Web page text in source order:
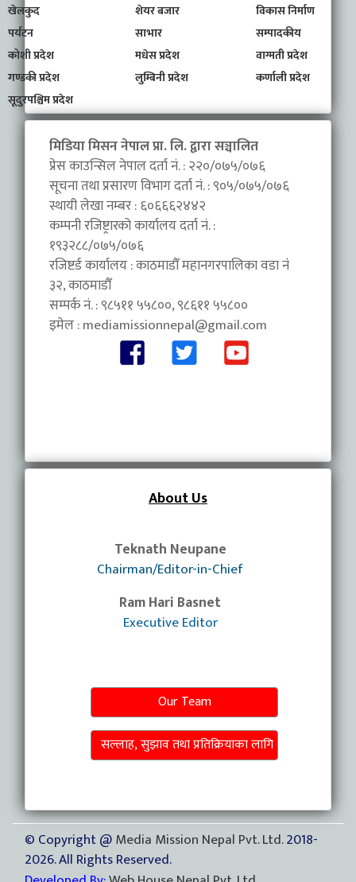
खेलकुद
शेयर बजार
विकास निर्माण
पर्यटन
साभार
सम्पादकीय
कोशी प्रदेश
मधेस प्रदेश
वाग्मती प्रदेश
गण्डकी प्रदेश
लुम्बिनी प्रदेश
कर्णाली प्रदेश
सूदुरपश्चिम प्रदेश
मिडिया मिसन नेपाल प्रा. लि. द्वारा सञ्चालित
प्रेस काउन्सिल नेपाल दर्ता नं. : २२०/०७५/०७६
सूचना तथा प्रसारण विभाग दर्ता नं. : ९०५/०७५/०७६
स्थायी लेखा नम्बर : ६०६६६२४४२
कम्पनी रजिष्ट्रारको कार्यालय दर्ता नं. :
१९३२८८/०७५/०७६
रजिष्टर्ड कार्यालय : काठमाडौँ महानगरपालिका वडा नंं
३२, काठमाडौँ
सम्पर्क नं. : ९८५११ ५५८००, ९८६११ ५५८००
इमेल :mediamissionnepal@gmail.com
About Us
Teknath Neupane
Chairman/Editor-in-Chief
Ram Hari Basnet
Executive Editor
Our Team
सल्लाह, सुझाव तथा प्रतिक्रियाका लागि
© Copyright @Media Mission Nepal Pvt. Ltd.2018-
2026. All Rights Reserved.